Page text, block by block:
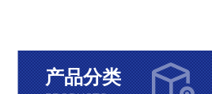
产品分类